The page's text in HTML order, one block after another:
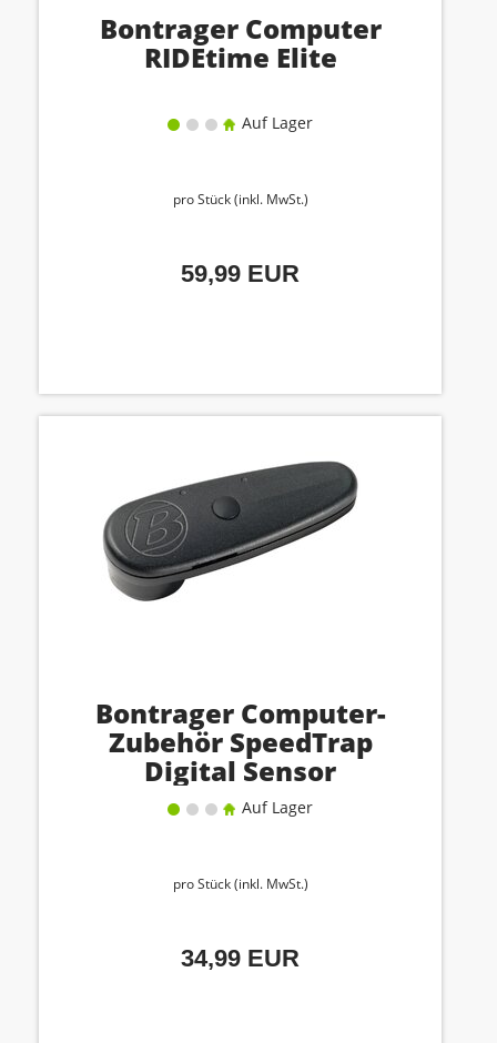
Bontrager Computer
RIDEtime Elite
Auf Lager
pro Stück (inkl. MwSt.)
59,99 EUR
Bontrager Computer-
Zubehör SpeedTrap
Digital Sensor
Auf Lager
pro Stück (inkl. MwSt.)
34,99 EUR